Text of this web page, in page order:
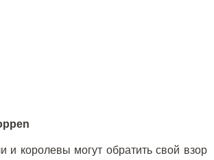
и королевы могут обратить свой взор